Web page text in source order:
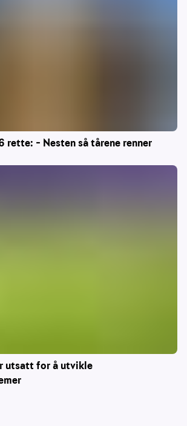
rette: – Nesten så tårene renner
utsatt for å utvikle